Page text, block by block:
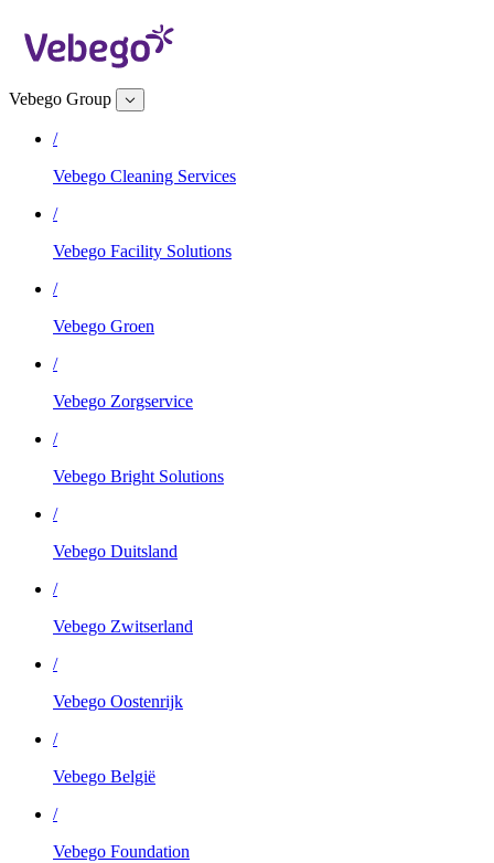
Vebego Group
/
Vebego Cleaning Services
/
Vebego Facility Solutions
/
Vebego Groen
/
Vebego Zorgservice
/
Vebego Bright Solutions
/
Vebego Duitsland
/
Vebego Zwitserland
/
Vebego Oostenrijk
/
Vebego België
/
Vebego Foundation